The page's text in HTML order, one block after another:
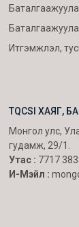
Итгэмжлэл,
TQCSI ХАЯГ,
Монгол улс,
гудамж, 29/1.
Утас : 7717
И-Мэйл :